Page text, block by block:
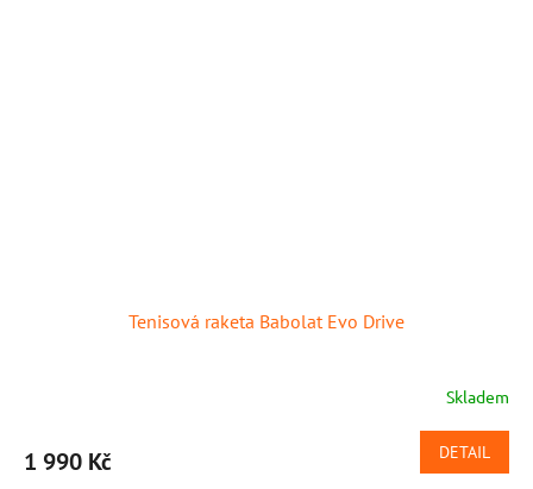
Tenisová raketa Babolat Evo Drive
Skladem
1 990 Kč DETAIL